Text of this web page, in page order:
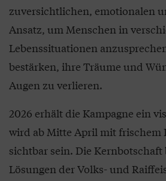
zuversichtlichen, emotionalen
Ansatz, um Menschen in
Lebenssituationen
bestärken, ihre Träume und
Augen zu verlieren.
2026 erhält die Kampagne ein
wird ab Mitte April mit frischem
sichtbar sein. Die
Lösungen der Volks- und